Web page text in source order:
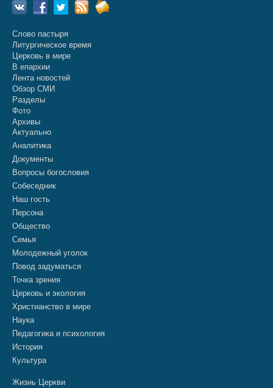
Слово пастыря
Литургическое время
Церковь в мире
В епархии
Лента новостей
Обзор СМИ
Разделы
Фото
Архивы
Актуально
Аналитика
Документы
Вопросы богословия
Собеседник
Наш гость
Персона
Общество
Семья
Молодежный уголок
Повод задуматься
Точка зрения
Церковь и экология
Христианство в мире
Наука
Педагогика и психология
История
Культура
Жизнь Церкви